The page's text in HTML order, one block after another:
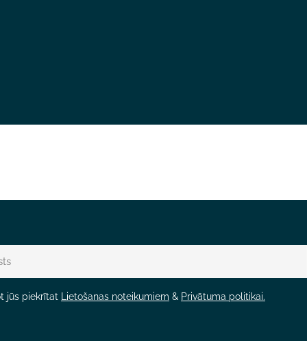
jūs piekrītat Lietošanas noteikumiem & Privātuma politikai.